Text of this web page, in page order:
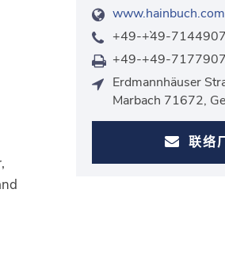
www.hainbuch.com
+49-+ˋ49-
+49-+49-
Erdmannhäuser
Marbach 71672,
联络